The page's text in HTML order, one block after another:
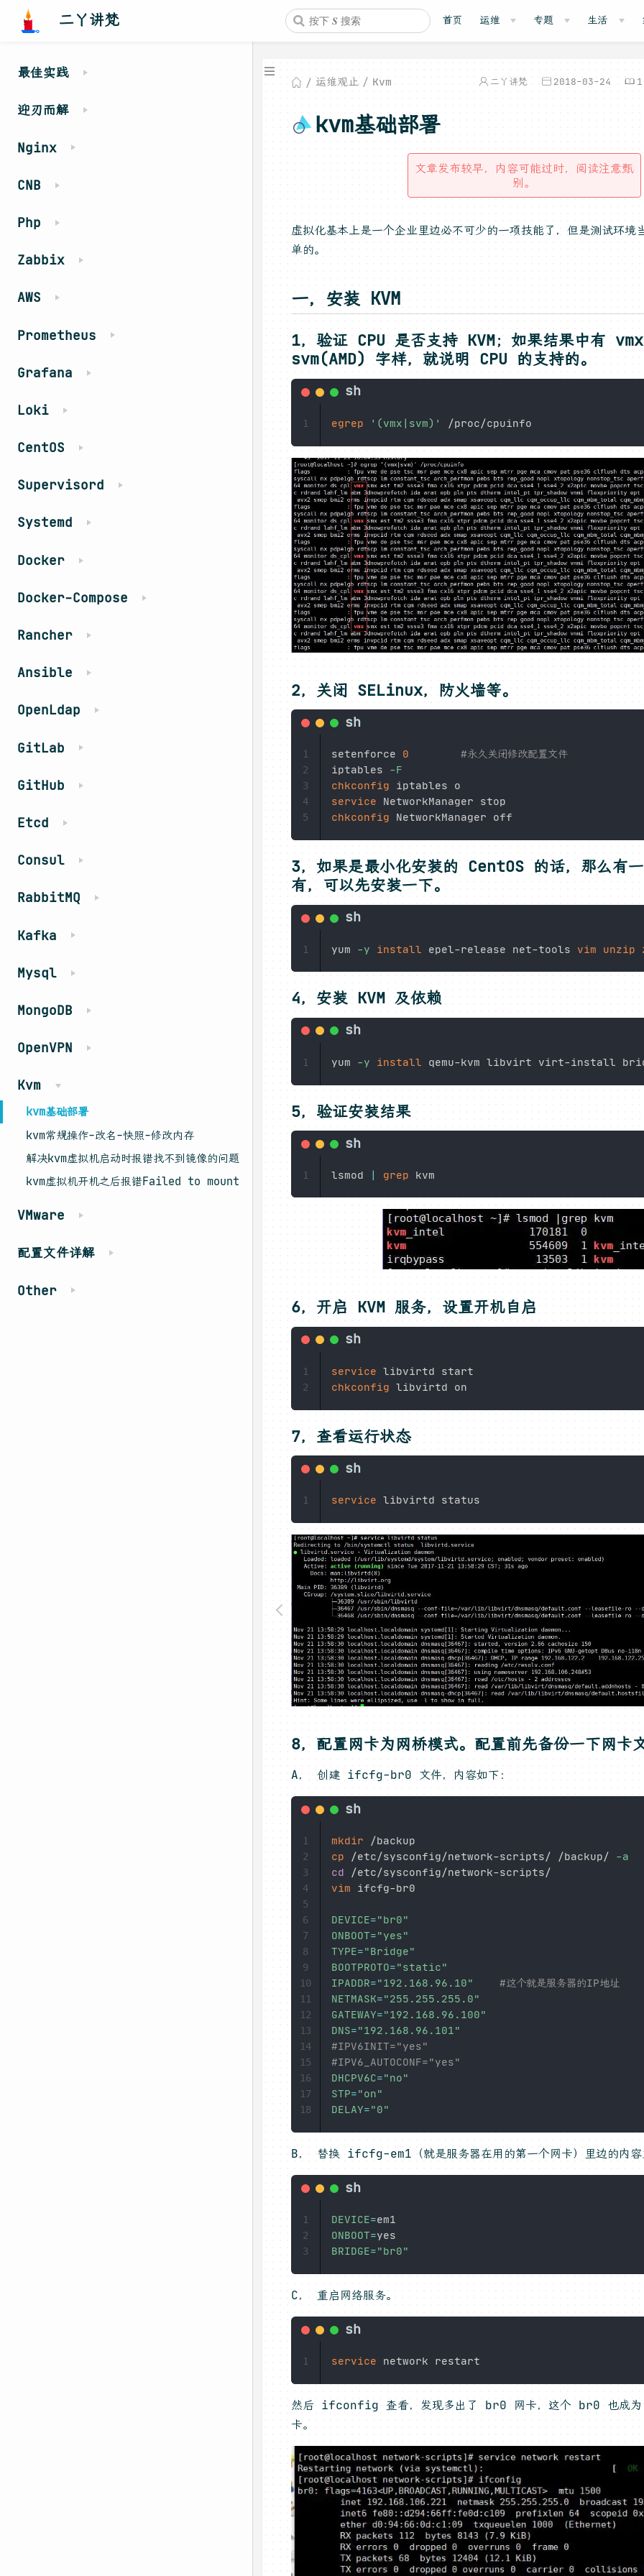
二丫讲梵 首页 运维 专题 生活
最佳实践
迎刃而解
Nginx
CNB
Php
Zabbix
AWS
Prometheus
Grafana
Loki
CentOS
Supervisord
Systemd
Docker
Docker-Compose
Rancher
Ansible
OpenLdap
GitLab
GitHub
Etcd
Consul
RabbitMQ
Kafka
Mysql
MongoDB
OpenVPN
Kvm
kvm基础部署
kvm常规操作-改名-快照-修改内存
解决kvm虚拟机启动时报错找不到镜像的问题
kvm虚拟机开机之后报错Failed to mount
VMware
配置文件详解
Other
运维观止 Kvm 二丫讲梵 2018-03-24
kvm基础部署
文章发布较早，内容可能过时，阅读注意甄
别。
虚拟化基本上是一个企业里边必不可少的一项技能了，但是测试环境
单的。
一，安装 KVM
1，验证 CPU 是否支持 KVM；如果结果中有
svm(AMD) 字样，就说明 CPU 的支持的。
egrep '(vmx|svm)'
1
2，关闭 SELinux，防火墙等。
setenforce 0
#永久关闭修改配置文件
iptables -F
chkconfig
service
chkconfig
1
2
3
4
5
3，如果是最小化安装的 CentOS 的话，那么有
有，可以先安装一下。
yum -y install epel-release net-tools vim unzip
1
4，安装 KVM 及依赖
yum -y install
1
5，验证安装结果
lsmod | grep
1
6，开启 KVM 服务，设置开机自启
service
chkconfig
1
2
7，查看运行状态
service
1
8，配置网卡为网桥模式。配置前先备份一下网卡
A， 创建 ifcfg-br0 文件，内容如下：
mkdir
cp /etc/sysconfig/network-scripts/ /backup/ -a
cd
vim ifcfg-br0
DEVICE="br0"
ONBOOT="yes"
TYPE="Bridge"
BOOTPROTO="static"
IPADDR="192.168.96.10"
#这个就是服务器的IP地址
NETMASK="255.255.255.0"
GATEWAY="192.168.96.100"
DNS="192.168.96.101"
#IPV6INIT="yes"
#IPV6_AUTOCONF="yes"
DHCPV6C="no"
STP="on"
DELAY="0"
1
2
3
4
5
6
7
8
9
10
11
12
13
14
15
16
17
18
B， 替换 ifcfg-em1（就是服务器在用的第一个网卡）里边的内容
DEVICE=
ONBOOT=
BRIDGE="br0"
1
2
3
C， 重启网络服务。
service
1
然后 ifconfig 查看，发现多出了 br0 网卡，这个 br0 也成为
卡。